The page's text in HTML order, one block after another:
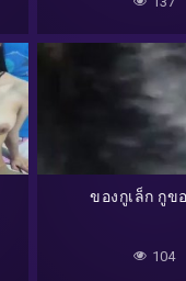
ของกูเล็ก กูข
104